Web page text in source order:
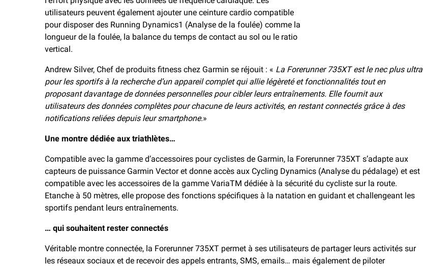
utilisateurs peuvent également ajouter une ceinture cardio compatible
pour disposer des Running Dynamics1 (Analyse de la foulée) comme la
longueur de la foulée, la balance du temps de contact au sol ou le ratio
vertical.
Andrew Silver, Chef de produits fitness chez Garmin se réjouit : « La Forerunner 735XT est le nec plus ultra
pour les sportifs à la recherche d’un appareil complet qui allie légèreté et fonctionnalités tout en
proposant davantage de données personnelles pour cibler leurs entraînements. Elle fournit aux
utilisateurs des données complètes pour chacune de leurs activités, en restant connectés grâce à des
notifications reliées depuis leur smartphone.»
Une montre dédiée aux triathlètes…
Compatible avec la gamme d’accessoires pour cyclistes de Garmin, la Forerunner 735XT s’adapte aux
capteurs de puissance Garmin Vector et donne accès aux Cycling Dynamics (Analyse du pédalage) et est
compatible avec les accessoires de la gamme VariaTM dédiée à la sécurité du cycliste sur la route.
Etanche à 50 mètres, elle propose des fonctions spécifiques à la natation en guidant et challengeant les
sportifs pendant leurs entraînements.
… qui souhaitent rester connectés
Véritable montre connectée, la Forerunner 735XT permet à ses utilisateurs de partager leurs activités sur
les réseaux sociaux et de recevoir des appels entrants, SMS, emails… mais également de piloter